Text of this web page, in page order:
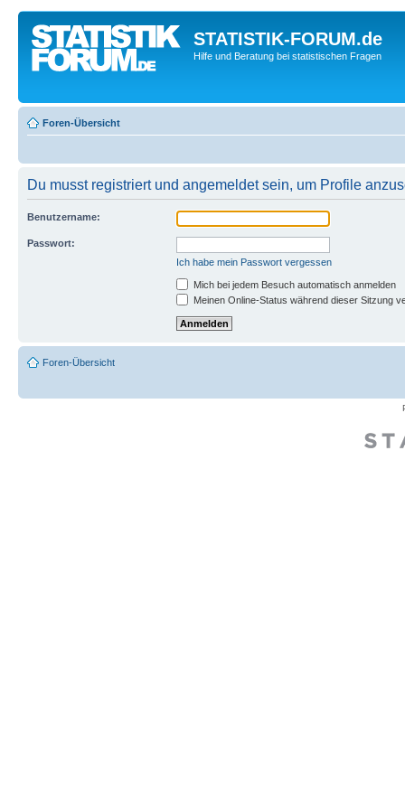
STATISTIK-FORUM.de
Hilfe und Beratung bei statistischen Fragen
Foren-Übersicht
Du musst registriert und angemeldet sein, um Profile
Benutzername:
Passwort:
Ich habe mein Passwort vergessen
Mich bei jedem Besuch automatisch anmelden
Meinen Online-Status während dieser Sitzung
Foren-Übersicht